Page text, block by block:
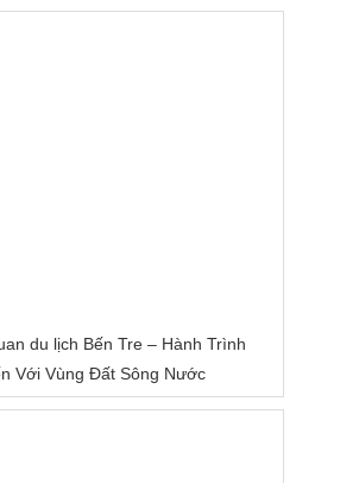
du lịch Bến Tre – Hành Trình
Với Vùng Đất Sông Nước